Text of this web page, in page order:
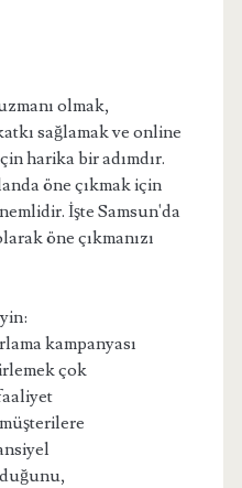
olmak,
sağlamak ve online
harika bir adımdır.
öne çıkmak için
İşte Samsun'da
öne çıkmanızı
kampanyası
çok